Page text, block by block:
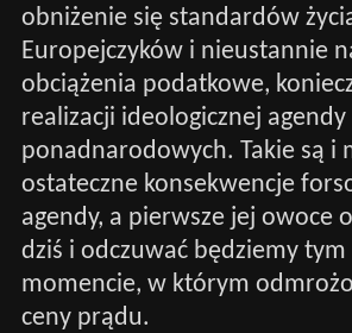
obniżenie się standardów
Europejczyków i nieustannie
obciążenia podatkowe,
realizacji ideologicznej
ponadnarodowych. Takie są i
ostateczne konsekwencje
agendy, a pierwsze jej owoce
dziś i odczuwać będziemy
momencie, w którym
ceny prądu.